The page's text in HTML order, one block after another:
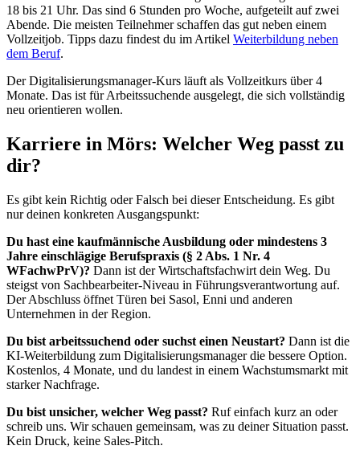
18 bis 21 Uhr. Das sind 6 Stunden pro Woche, aufgeteilt auf zwei
Abende. Die meisten Teilnehmer schaffen das gut neben einem
Vollzeitjob. Tipps dazu findest du im Artikel Weiterbildung neben
dem Beruf.
Der Digitalisierungsmanager-Kurs läuft als Vollzeitkurs über 4
Monate. Das ist für Arbeitssuchende ausgelegt, die sich vollständig
neu orientieren wollen.
Karriere in Mörs: Welcher Weg passt zu
dir?
Es gibt kein Richtig oder Falsch bei dieser Entscheidung. Es gibt
nur deinen konkreten Ausgangspunkt:
Du hast eine kaufmännische Ausbildung oder mindestens 3
Jahre einschlägige Berufspraxis (§ 2 Abs. 1 Nr. 4
WFachwPrV)? Dann ist der Wirtschaftsfachwirt dein Weg. Du
steigst von Sachbearbeiter-Niveau in Führungsverantwortung auf.
Der Abschluss öffnet Türen bei Sasol, Enni und anderen
Unternehmen in der Region.
Du bist arbeitssuchend oder suchst einen Neustart? Dann ist die
KI-Weiterbildung zum Digitalisierungsmanager die bessere Option.
Kostenlos, 4 Monate, und du landest in einem Wachstumsmarkt mit
starker Nachfrage.
Du bist unsicher, welcher Weg passt? Ruf einfach kurz an oder
schreib uns. Wir schauen gemeinsam, was zu deiner Situation passt.
Kein Druck, keine Sales-Pitch.